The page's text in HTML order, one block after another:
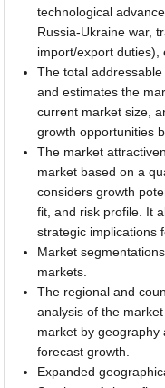
technological
Russia-Ukraine war,
import/export duties),
The total
and estimates the
current market size,
growth opportunities
The market
market based on a
considers growth
fit, and risk profile. It
strategic implications
Market
markets.
The regional and
analysis of the
market by geography
forecast growth.
Expanded